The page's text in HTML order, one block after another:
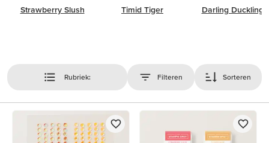
Strawberry Slush Timid Tiger Darling Duckling
Rubriek: Filteren Sorteren